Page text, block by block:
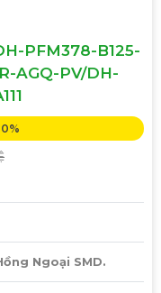
PFM378-B125-
AGQ-PV/DH-
Ngoại SMD.